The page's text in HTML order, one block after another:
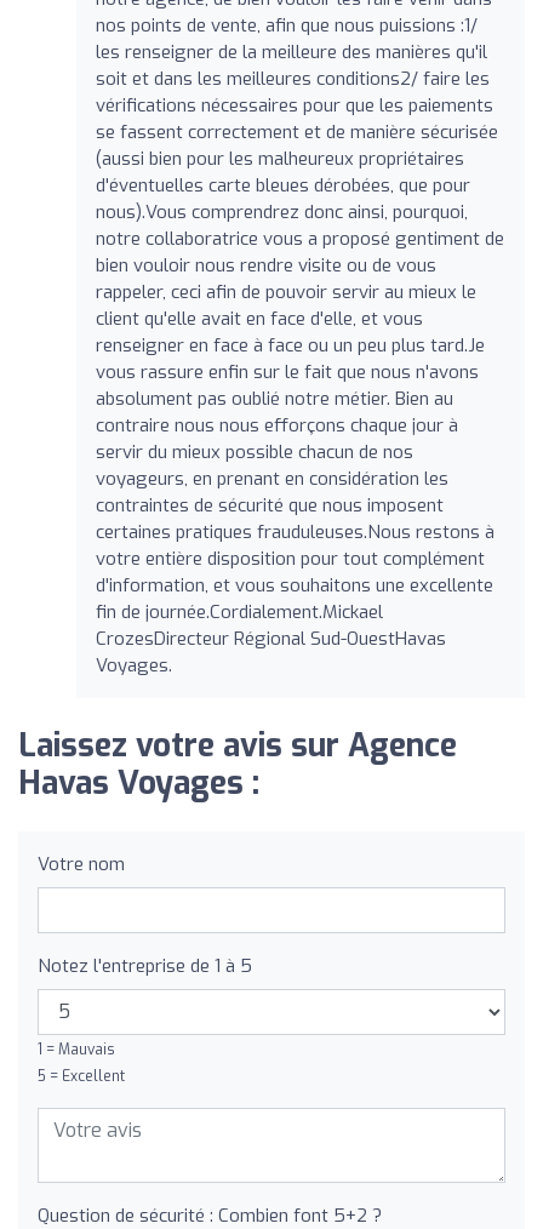
nos points de vente, afin que nous puissions :1/
les renseigner de la meilleure des manières qu'il
soit et dans les meilleures conditions2/ faire les
vérifications nécessaires pour que les paiements
se fassent correctement et de manière sécurisée
(aussi bien pour les malheureux propriétaires
d'éventuelles carte bleues dérobées, que pour
nous).Vous comprendrez donc ainsi, pourquoi,
notre collaboratrice vous a proposé gentiment de
bien vouloir nous rendre visite ou de vous
rappeler, ceci afin de pouvoir servir au mieux le
client qu'elle avait en face d'elle, et vous
renseigner en face à face ou un peu plus tard.Je
vous rassure enfin sur le fait que nous n'avons
absolument pas oublié notre métier. Bien au
contraire nous nous efforçons chaque jour à
servir du mieux possible chacun de nos
voyageurs, en prenant en considération les
contraintes de sécurité que nous imposent
certaines pratiques frauduleuses.Nous restons à
votre entière disposition pour tout complément
d'information, et vous souhaitons une excellente
fin de journée.Cordialement.Mickael
CrozesDirecteur Régional Sud-OuestHavas
Voyages.
Laissez votre avis sur Agence
Havas Voyages :
Votre nom
Notez l'entreprise de 1 à 5
1 = Mauvais
5 = Excellent
Question de sécurité : Combien font 5+2 ?